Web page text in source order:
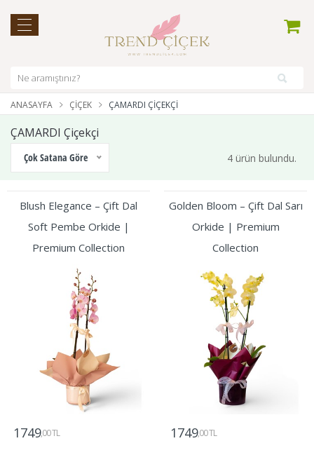
ANASAYFA ÇIÇEK ÇAMARDI ÇIÇEKÇI
ÇAMARDI Çiçekçi
Çok Satana Göre 4 ürün bulundu.
Blush Elegance – Çift Dal
Soft Pembe Orkide |
Premium Collection
1749,00 TL
Golden Bloom – Çift Dal Sarı
Orkide | Premium
Collection
1749,00 TL